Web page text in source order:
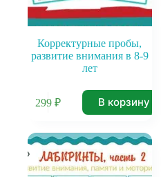
Корректурные пробы,
развитие внимания в 8-9
лет
299 ₽ В корзину